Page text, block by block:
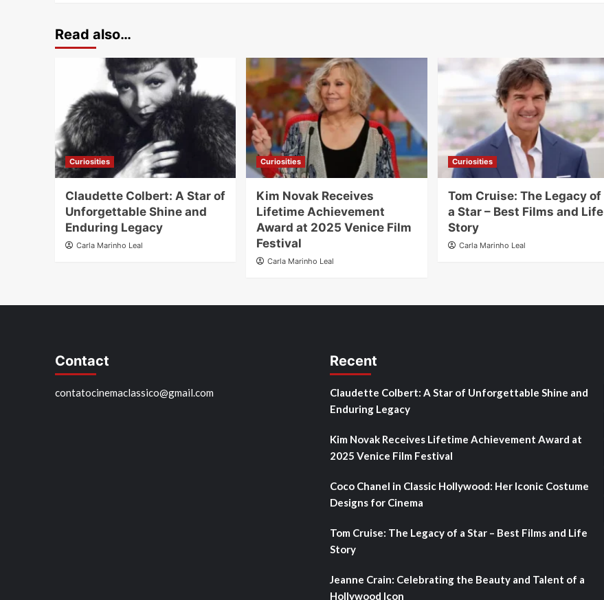
Read also…
Curiosities
Claudette Colbert: A Star of
Unforgettable Shine and
Enduring Legacy
Carla Marinho Leal
Curiosities
Kim Novak Receives
Lifetime Achievement
Award at 2025 Venice Film
Festival
Carla Marinho Leal
Curiosities
Tom Cruise: The Legacy of
a Star – Best Films and Life
Story
Carla Marinho Leal
Contact
contatocinemaclassico@gmail.com
Recent
Claudette Colbert: A Star of Unforgettable Shine and
Enduring Legacy
Kim Novak Receives Lifetime Achievement Award at
2025 Venice Film Festival
Coco Chanel in Classic Hollywood: Her Iconic Costume
Designs for Cinema
Tom Cruise: The Legacy of a Star – Best Films and Life
Story
Jeanne Crain: Celebrating the Beauty and Talent of a
Hollywood Icon